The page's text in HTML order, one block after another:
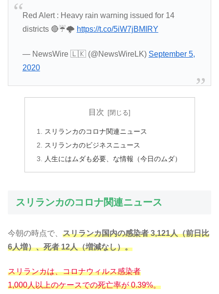
Red Alert : Heavy rain warning issued for 14
districts 🔴☔🌩️ https://t.co/5iW7jBMIRY
— NewsWire 🇱🇰 (@NewsWireLK) September 5,
2020
目次
スリランカのコロナ関連ニュース
スリランカのビジネスニュース
人生にはムダも必要、な情報（今日のムダ）
スリランカのコロナ関連ニュース
今朝の時点で、 スリランカ国内の感染者 3,121人（前日比
6人増）、死者 12人（増減なし）。
スリランカは、コロナウィルス感染者
1,000人以上のケースでの死亡率が 0.39%。